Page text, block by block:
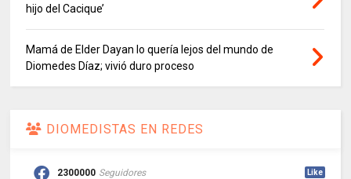
hijo del Cacique’
Mamá de Elder Dayan lo quería lejos del mundo de
Diomedes Díaz; vivió duro proceso
DIOMEDISTAS EN REDES
2300000 Seguidores Like